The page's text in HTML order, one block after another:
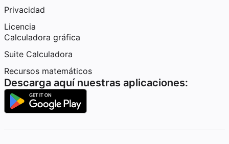
Privacidad
Licencia
Calculadora gráfica
Suite Calculadora
Recursos matemáticos
Descarga aquí nuestras aplicaciones: